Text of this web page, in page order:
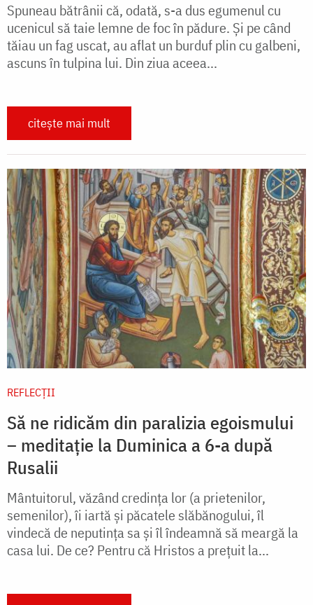
Spuneau bătrânii că, odată, s-a dus egumenul cu
ucenicul să taie lemne de foc în pădure. Şi pe când
tăiau un fag uscat, au aflat un burduf plin cu galbeni,
ascuns în tulpina lui. Din ziua aceea...
citește mai mult
REFLECȚII
Să ne ridicăm din paralizia egoismului
– meditație la Duminica a 6-a după
Rusalii
Mântuitorul, văzând credința lor (a prietenilor,
semenilor), îi iartă și păcatele slăbănogului, îl
vindecă de neputința sa și îl îndeamnă să meargă la
casa lui. De ce? Pentru că Hristos a prețuit la...